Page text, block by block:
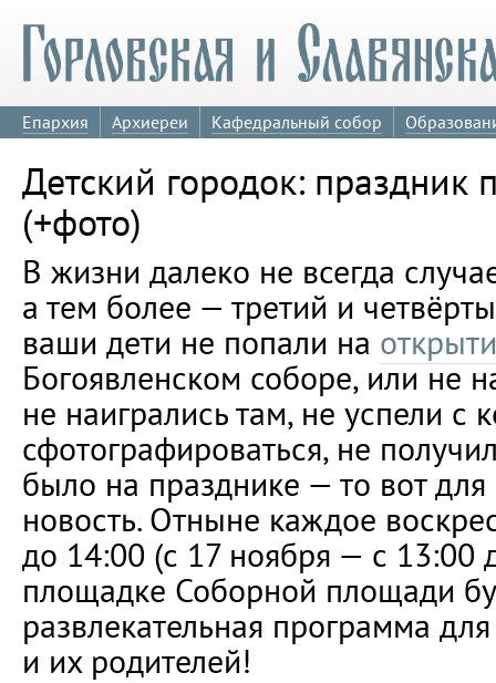
Епархия Архиереи Кафедральный собор
Детский городок: праздник
(+фото)
В жизни далеко не всегда
а тем более — третий и
ваши дети не попали на
Богоявленском соборе, или не
не наигрались там, не успели с
сфотографироваться, не
было на празднике — то вот для
новость. Отныне каждое
до 14:00 (с 17 ноября — с 13:00
площадке Соборной площади
развлекательная программа
и их родителей!